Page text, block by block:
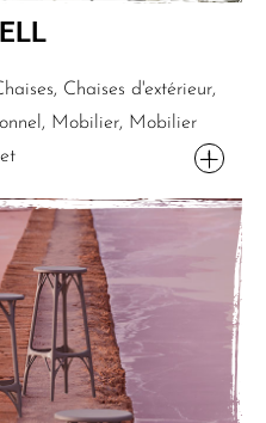
Chaises d'extérieur,
Mobilier, Mobilier